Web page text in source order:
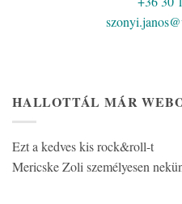
HALLOTTÁL MÁR
Ezt a kedves kis rock&roll-t
Mericske Zoli személyesen